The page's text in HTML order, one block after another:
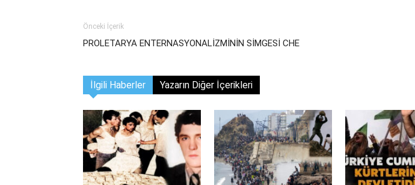
Önceki İçerik
PROLETARYA ENTERNASYONALİZMİNİN SİMGESİ CHE
İlgili Haberler Yazarın Diğer İçerikleri